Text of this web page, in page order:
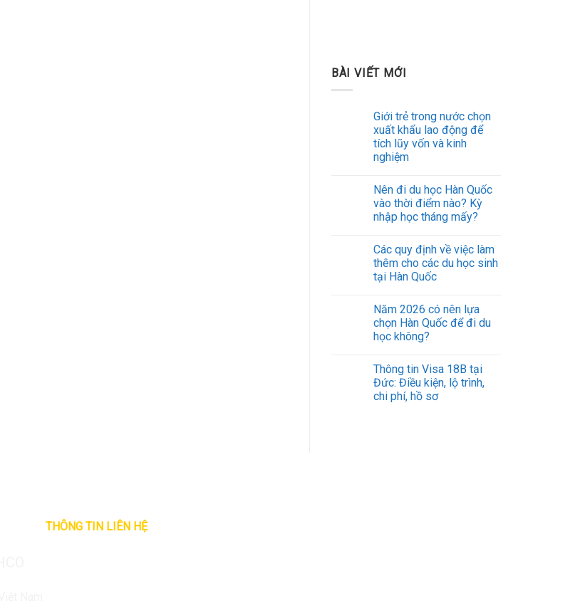
BÀI VIẾT MỚI
Giới trẻ trong nước chọn
xuất khẩu lao động để
tích lũy vốn và kinh
nghiệm
Nên đi du học Hàn Quốc
vào thời điểm nào? Kỳ
nhập học tháng mấy?
Các quy định về việc làm
thêm cho các du học sinh
tại Hàn Quốc
Năm 2026 có nên lựa
chọn Hàn Quốc để đi du
học không?
Thông tin Visa 18B tại
Đức: Điều kiện, lộ trình,
chi phí, hồ sơ
THÔNG TIN LIÊN HỆ